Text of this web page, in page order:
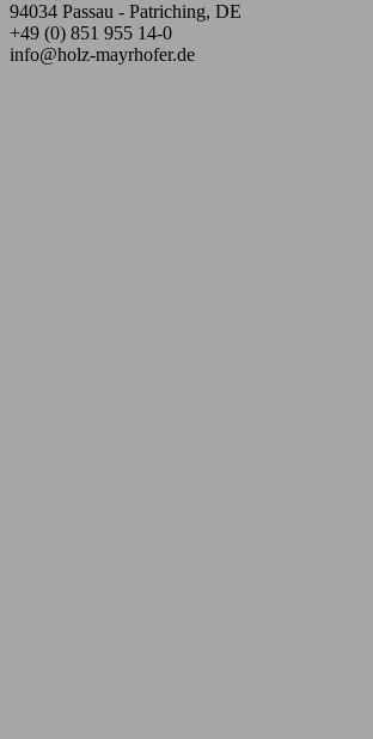
94034 Passau - Patriching, DE
+49 (0) 851 955 14-0
info@holz-mayrhofer.de